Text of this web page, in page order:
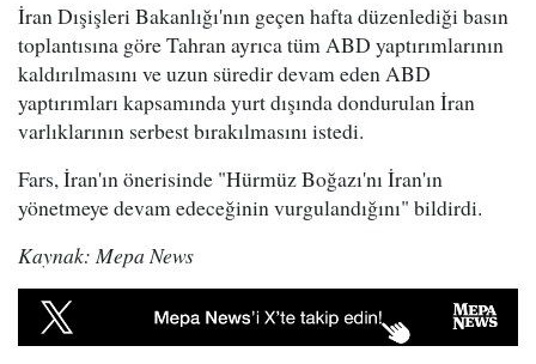
İran Dışişleri Bakanlığı'nın geçen hafta düzenlediği basın
toplantısına göre Tahran ayrıca tüm ABD yaptırımlarının
kaldırılmasını ve uzun süredir devam eden ABD
yaptırımları kapsamında yurt dışında dondurulan İran
varlıklarının serbest bırakılmasını istedi.
Fars, İran'ın önerisinde "Hürmüz Boğazı'nı İran'ın
yönetmeye devam edeceğinin vurgulandığını" bildirdi.
Kaynak: Mepa News